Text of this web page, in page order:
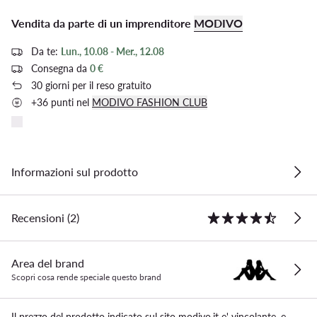
Vendita da parte di un imprenditore MODIVO
Da te: Lun., 10.08 - Mer., 12.08
Consegna da 0 €
30 giorni per il reso gratuito
+36 punti nel MODIVO FASHION CLUB
Informazioni sul prodotto
Recensioni (2)
Area del brand
Scopri cosa rende speciale questo brand